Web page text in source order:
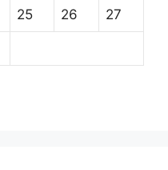
25 26 27